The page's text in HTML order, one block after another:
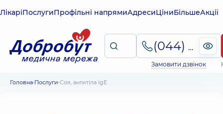
ЛікаріПослугиПрофільні напрямиАдресиЦіниБільшеАкції
(044) 495-2-888
Замовити дзвінок
Головна Послуги Соя, антитіла IgE